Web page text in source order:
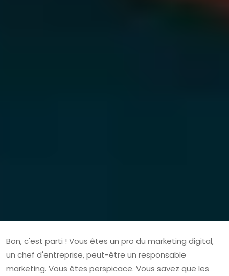
Bon, c'est parti ! Vous êtes un pro du marketing digital,
un chef d'entreprise, peut-être un responsable
marketing. Vous êtes perspicace. Vous savez que les